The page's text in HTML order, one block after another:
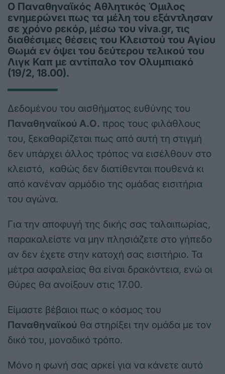
Ο Παναθηναϊκός Αθλητικός Όμιλος
ενημερώνει πως τα μέλη του εξάντλησαν
σε χρόνο ρεκόρ, μέσω του viva.gr, τις
διαθέσιμες θέσεις του Κλειστού του Αγίου
Θωμά εν όψει του δεύτερου τελικού του
Λιγκ Καπ με αντίπαλο τον Ολυμπιακό
(19/2, 18.00).
Δεδομένου του αισθήματος ευθύνης του
Παναθηναϊκού Α.Ο. προς τους φιλάθλους
του, ξεκαθαρίζεται πως από αυτή τη στιγμή
δεν υπάρχει άλλος τρόπος να εισέλθουν στο
κλειστό, καθώς δεν διατίθενται πουθενά κι
από κανέναν αρμόδιο της ομάδας εισιτήρια
του αγώνα.
Για την αποφυγή της δικής σας ταλαιπωρίας,
παρακαλείστε να μην πλησιάζετε στο γήπεδο
αν δεν έχετε στην κατοχή σας εισιτήριο. Τα
μέτρα ασφαλείας θα είναι δρακόντεια, ενώ οι
Θύρες θα ανοίξουν στις 17.00.
Είμαστε βέβαιοι πως ο κόσμος του
Παναθηναϊκού θα στηρίξει την ομάδα με τον
δικό του, μοναδικό τρόπο.
Μόνο η φωνή σας αρκεί για να κάνετε αυτό